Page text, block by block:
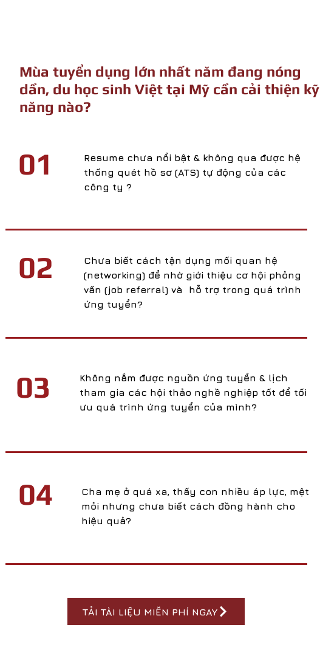
Mùa tuyển dụng lớn nhất năm đang nóng
dần, du học sinh Việt tại Mỹ cần cải thiện kỹ
năng nào?
01
Resume chưa nổi bật & không qua được hệ
thống quét hồ sơ (ATS) tự động của các
công ty ?
02
Chưa biết cách tận dụng mối quan hệ
(networking) để nhờ giới thiệu cơ hội phỏng
vấn (job referral) và hỗ trợ trong quá trình
ứng tuyển?
03
Không nắm được nguồn ứng tuyển & lịch
tham gia các hội thảo nghề nghiệp tốt để tối
ưu quá trình ứng tuyển của mình?
04
Cha mẹ ở quá xa, thấy con nhiều áp lực, mệt
mỏi nhưng chưa biết cách đồng hành cho
hiệu quả?
TẢI TÀI LIỆU MIỄN PHÍ NGAY